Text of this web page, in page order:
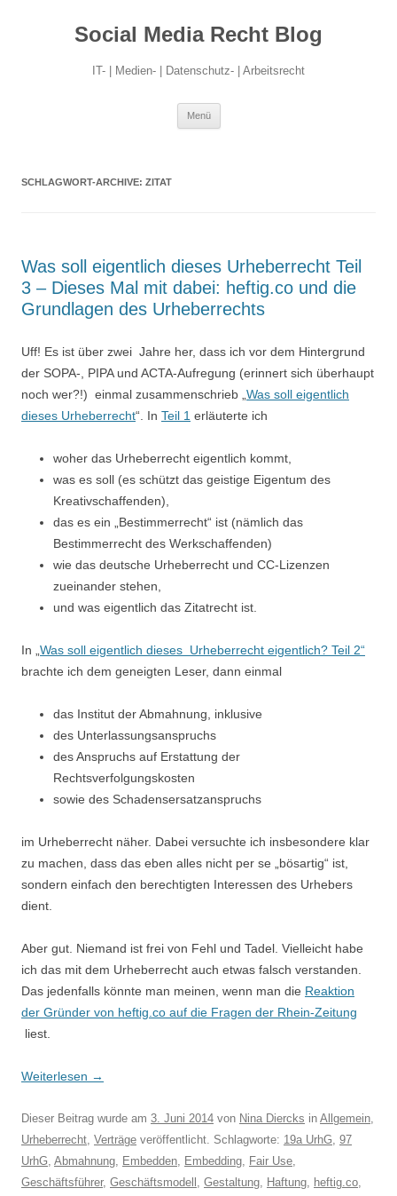
Social Media Recht Blog
IT- | Medien- | Datenschutz- | Arbeitsrecht
Menü
SCHLAGWORT-ARCHIVE: ZITAT
Was soll eigentlich dieses Urheberrecht Teil
3 – Dieses Mal mit dabei: heftig.co und die
Grundlagen des Urheberrechts
Uff! Es ist über zwei Jahre her, dass ich vor dem Hintergrund
der SOPA-, PIPA und ACTA-Aufregung (erinnert sich überhaupt
noch wer?!) einmal zusammenschrieb „ Was soll eigentlich
dieses Urheberrecht“. In Teil 1 erläuterte ich
woher das Urheberrecht eigentlich kommt,
was es soll (es schützt das geistige Eigentum des
Kreativschaffenden),
das es ein „Bestimmerrecht“ ist (nämlich das
Bestimmerrecht des Werkschaffenden)
wie das deutsche Urheberrecht und CC-Lizenzen
zueinander stehen,
und was eigentlich das Zitatrecht ist.
In „ Was soll eigentlich dieses Urheberrecht eigentlich? Teil 2“
brachte ich dem geneigten Leser, dann einmal
das Institut der Abmahnung, inklusive
des Unterlassungsanspruchs
des Anspruchs auf Erstattung der
Rechtsverfolgungskosten
sowie des Schadensersatzanspruchs
im Urheberrecht näher. Dabei versuchte ich insbesondere klar
zu machen, dass das eben alles nicht per se „bösartig“ ist,
sondern einfach den berechtigten Interessen des Urhebers
dient.
Aber gut. Niemand ist frei von Fehl und Tadel. Vielleicht habe
ich das mit dem Urheberrecht auch etwas falsch verstanden.
Das jedenfalls könnte man meinen, wenn man die Reaktion
der Gründer von heftig.co auf die Fragen der Rhein-Zeitung
liest.
Weiterlesen →
Dieser Beitrag wurde am 3. Juni 2014 von Nina Diercks in Allgemein,
Urheberrecht, Verträge veröffentlicht. Schlagworte: 19a UrhG, 97
UrhG, Abmahnung, Embedden, Embedding, Fair Use,
Geschäftsführer, Geschäftsmodell , Gestaltung, Haftung, heftig.co,